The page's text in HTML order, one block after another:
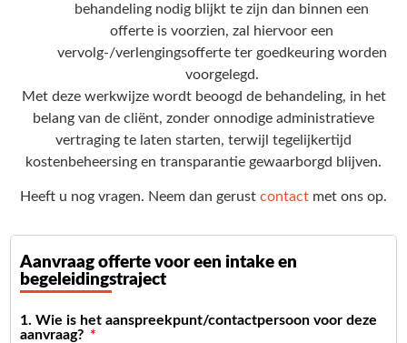
behandeling nodig blijkt te zijn dan binnen een
offerte is voorzien, zal hiervoor een
vervolg-/verlengingsofferte ter goedkeuring worden
voorgelegd.
Met deze werkwijze wordt beoogd de behandeling, in het
belang van de cliënt, zonder onnodige administratieve
vertraging te laten starten, terwijl tegelijkertijd
kostenbeheersing en transparantie gewaarborgd blijven.
Heeft u nog vragen. Neem dan gerust contact met ons op.
Aanvraag offerte voor een intake en
begeleidingstraject
1. Wie is het aanspreekpunt/contactpersoon voor deze
aanvraag?